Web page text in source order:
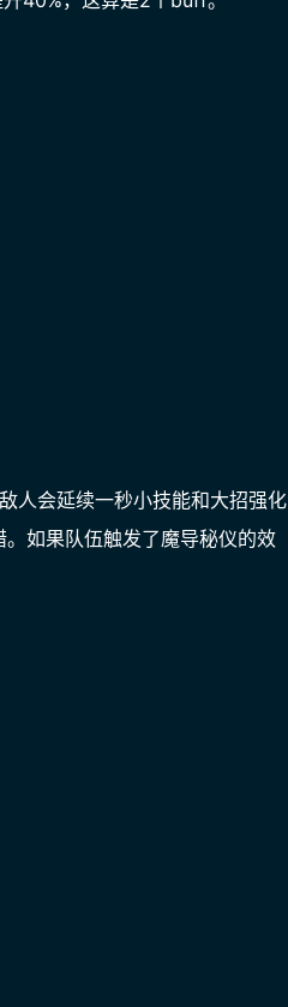
人会延续一秒小技能和大招强化
如果队伍触发了魔导秘仪的效